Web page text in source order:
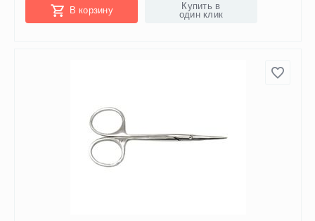
В корзину
Купить в
один клик